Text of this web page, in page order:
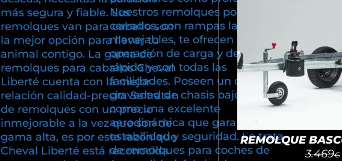
más segura y fiable. Los
remolques van para caballo son
la mejor opción para llevar tu
animal contigo. La gama de
remolques para caballos Cheval
Liberté cuenta con la mejor
relación calidad-precio. Se tratan
de remolques con un precio
inmejorable a la vez que son de
gama alta, es por esta razón que
Cheval Liberté está reconocida
Nuestros remolques portacoches
cerrados, con rampas largas y
manejables, te ofrecen una
operación de carga y descarga,
rápida y con todas las
facilidades. Poseen un centro de
gravedad de chasis bajo, así
como una excelente
aerodinámica que garantiza
estabilidad y seguridad. Se trata
de remolques para coches de
REMOLQUE
3.469€